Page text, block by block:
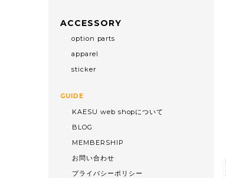
ACCESSORY
option parts
apparel
sticker
GUIDE
KAESU web shopについて
BLOG
MEMBERSHIP
お問い合わせ
プライバシーポリシー